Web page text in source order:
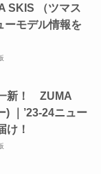
SKIS （ツマス
ーモデル情報を
新！ ZUMA
) ｜’23-24ニュー
け！